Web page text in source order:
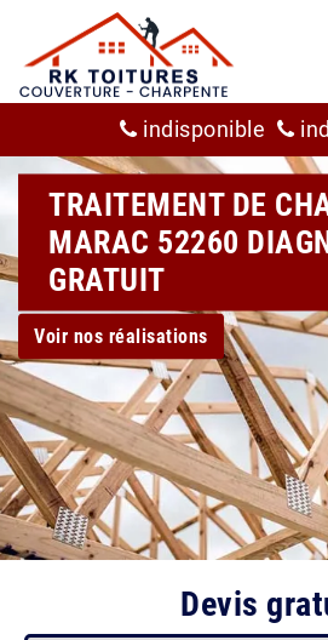
indisponible
TRAITEMENT DE
MARAC 52260
GRATUIT
Voir nos réalisations
Devis